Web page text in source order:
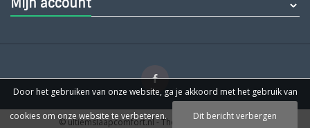
© ultiemslaapcomfort.nl- Theme byWebdinge.nl
Door het gebruiken van onze website, ga je akkoord met het gebruik van
cookies om onze website te verbeteren. Dit bericht verbergen